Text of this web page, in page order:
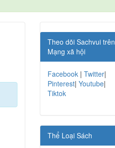
Theo dõi Sachvui trên
Mạng xã hội
Facebook | Twitter|
Pinterest| Youtube|
Tiktok
Thể Loại Sách